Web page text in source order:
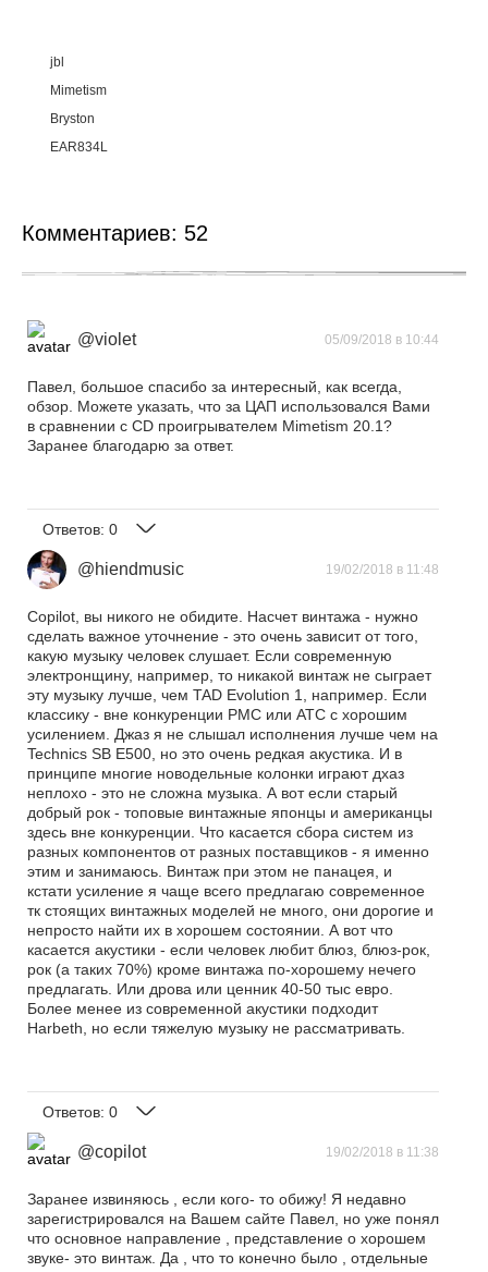
jbl
Mimetism
Bryston
EAR834L
Комментариев: 52
@violet 05/09/2018 в 10:44
Павел, большое спасибо за интересный, как всегда,
обзор. Можете указать, что за ЦАП использовался Вами
в сравнении с CD проигрывателем Mimetism 20.1?
Заранее благодарю за ответ.
Ответов: 0
@hiendmusic 19/02/2018 в 11:48
Copilot, вы никого не обидите. Насчет винтажа - нужно
сделать важное уточнение - это очень зависит от того,
какую музыку человек слушает. Если современную
электронщину, например, то никакой винтаж не сыграет
эту музыку лучше, чем TAD Evolution 1, например. Если
классику - вне конкуренции PMC или ATC с хорошим
усилением. Джаз я не слышал исполнения лучше чем на
Technics SB E500, но это очень редкая акустика. И в
принципе многие новодельные колонки играют дхаз
неплохо - это не сложна музыка. А вот если старый
добрый рок - топовые винтажные японцы и американцы
здесь вне конкуренции. Что касается сбора систем из
разных компонентов от разных поставщиков - я именно
этим и занимаюсь. Винтаж при этом не панацея, и
кстати усиление я чаще всего предлагаю современное
тк стоящих винтажных моделей не много, они дорогие и
непросто найти их в хорошем состоянии. А вот что
касается акустики - если человек любит блюз, блюз-рок,
рок (а таких 70%) кроме винтажа по-хорошему нечего
предлагать. Или дрова или ценник 40-50 тыс евро.
Более менее из современной акустики подходит
Harbeth, но если тяжелую музыку не рассматривать.
Ответов: 0
@copilot 19/02/2018 в 11:38
Заранее извиняюсь , если кого- то обижу! Я недавно
зарегистрировался на Вашем сайте Павел, но уже понял
что основное направление , представление о хорошем
звуке- это винтаж. Да , что то конечно было , отдельные